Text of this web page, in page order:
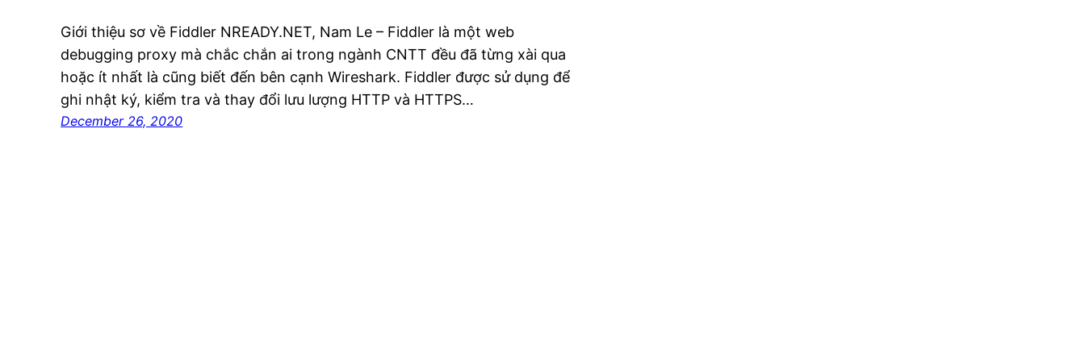
Giới thiệu sơ về Fiddler NREADY.NET, Nam Le – Fiddler là một web
debugging proxy mà chắc chắn ai trong ngành CNTT đều đã từng xài qua
hoặc ít nhất là cũng biết đến bên cạnh Wireshark. Fiddler được sử dụng để
ghi nhật ký, kiểm tra và thay đổi lưu lượng HTTP và HTTPS…
December 26, 2020